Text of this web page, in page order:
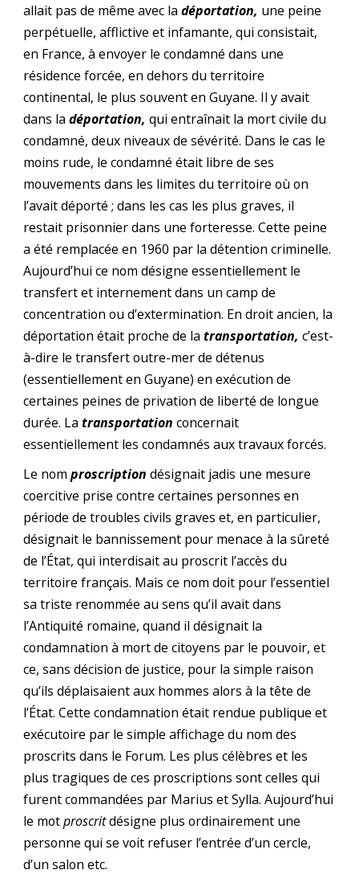
allait pas de même avec ladéportation, une peine
perpétuelle, afflictive et infamante, qui consistait,
en France, à envoyer le condamné dans une
résidence forcée, en dehors du territoire
continental, le plus souvent en Guyane. Il y avait
dans ladéportation, qui entraînait la mort civile du
condamné, deux niveaux de sévérité. Dans le cas le
moins rude, le condamné était libre de ses
mouvements dans les limites du territoire où on
l’avait déporté ; dans les cas les plus graves, il
restait prisonnier dans une forteresse. Cette peine
a été remplacée en 1960 par la détention criminelle.
Aujourd’hui ce nom désigne essentiellement le
transfert et internement dans un camp de
concentration ou d’extermination. En droit ancien, la
déportation était proche de latransportation, c’est-
à-dire le transfert outre-mer de détenus
(essentiellement en Guyane) en exécution de
certaines peines de privation de liberté de longue
durée. Latransportation concernait
essentiellement les condamnés aux travaux forcés.
Le nomproscription désignait jadis une mesure
coercitive prise contre certaines personnes en
période de troubles civils graves et, en particulier,
désignait le bannissement pour menace à la sûreté
de l’État, qui interdisait au proscrit l’accès du
territoire français. Mais ce nom doit pour l’essentiel
sa triste renommée au sens qu’il avait dans
l’Antiquité romaine, quand il désignait la
condamnation à mort de citoyens par le pouvoir, et
ce, sans décision de justice, pour la simple raison
qu’ils déplaisaient aux hommes alors à la tête de
l’État. Cette condamnation était rendue publique et
exécutoire par le simple affichage du nom des
proscrits dans le Forum. Les plus célèbres et les
plus tragiques de ces proscriptions sont celles qui
furent commandées par Marius et Sylla. Aujourd’hui
le motproscritdésigne plus ordinairement une
personne qui se voit refuser l’entrée d’un cercle,
d’un salon etc.